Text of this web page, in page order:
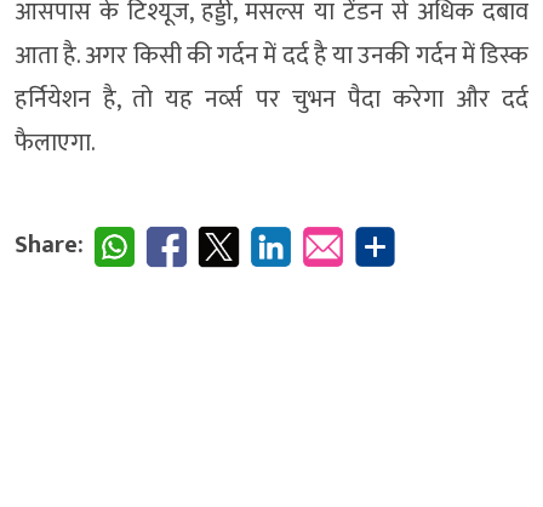
आसपास के टिश्यूज, हड्डी, मसल्स या टेंडन से अधिक दबाव
आता है. अगर किसी की गर्दन में दर्द है या उनकी गर्दन में डिस्क
हर्नियेशन है, तो यह नर्व्स पर चुभन पैदा करेगा और दर्द
फैलाएगा.
Share: